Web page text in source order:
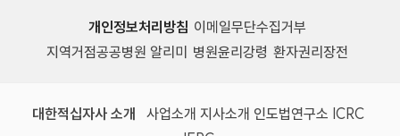
개인정보처리방침 이메일무단수집거부
지역거점공공병원 알리미
병원윤리강령 환자권리장전
대한적십자사 소개 사업소개 지사소개 인도법연구소 ICRC